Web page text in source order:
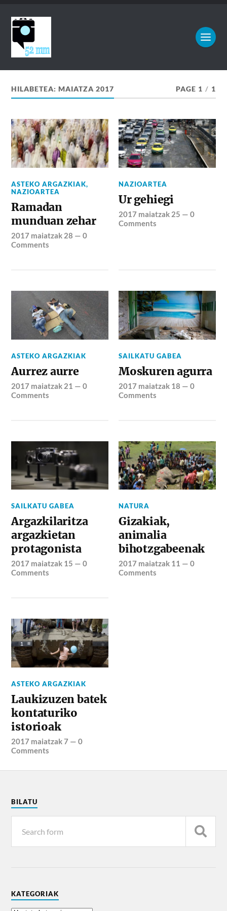
HILABETEA:MAIATZA 2017 PAGE 1 / 1
ASTEKO ARGAZKIAK,
NAZIOARTEA
Ramadan
munduan zehar
2017 maiatzak 28 —0
Comments
NAZIOARTEA
Ur gehiegi
2017 maiatzak 25 —0
Comments
ASTEKO ARGAZKIAK
Aurrez aurre
2017 maiatzak 21 —0
Comments
SAILKATU GABEA
Moskuren agurra
2017 maiatzak 18 —0
Comments
SAILKATU GABEA
Argazkilaritza
argazkietan
protagonista
2017 maiatzak 15 —0
Comments
NATURA
Gizakiak,
animalia
bihotzgabeenak
2017 maiatzak 11 —0
Comments
ASTEKO ARGAZKIAK
Laukizuzen batek
kontaturiko
istorioak
2017 maiatzak 7 —0
Comments
BILATU
KATEGORIAK